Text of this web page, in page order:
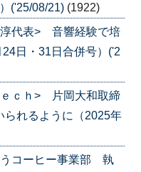
('25/08/21) (1922)
代表> 音響経験で培
日・31日合併号）('2
ｃｈ> 片岡大和取締
られるように（2025年
コーヒー事業部 執